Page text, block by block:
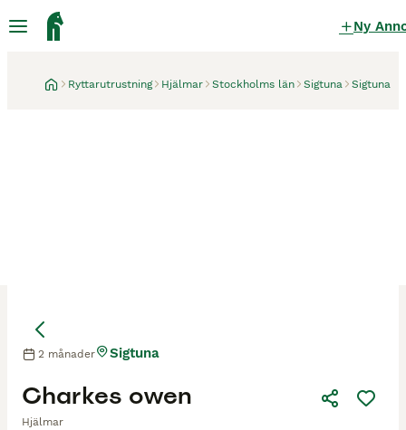
Ny
Ryttarutrustning Hjälmar Stockholms län Sigtuna Sigtuna
Charkes owen
Hjälmar
2 månader Sigtuna